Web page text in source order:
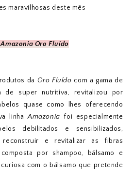
maravilhosas deste mês
Oro Fluído
da Oro Fluído com a gama de
de super nutritiva, revitalizou por
quase como lhes oferecendo
linhaAmazonia foi especialmente
debilitados e sensibilizados,
reconstruir e revitalizar as fibras
por shampoo, bálsamo e
com o bálsamo que pretende